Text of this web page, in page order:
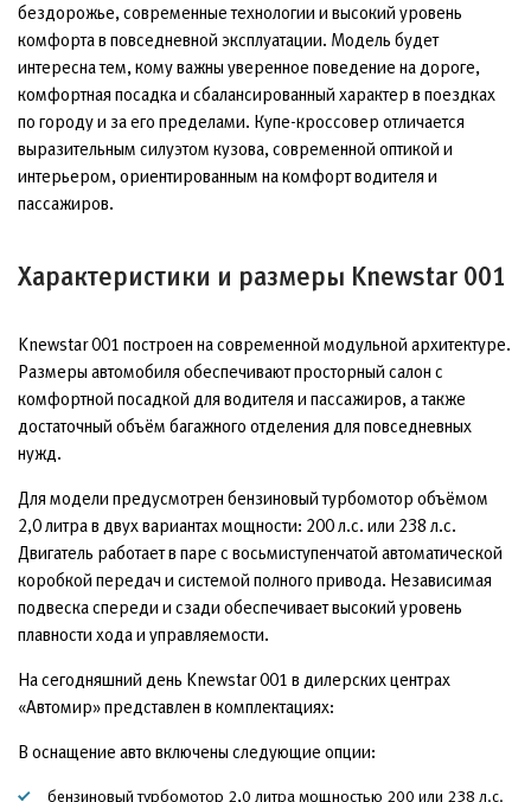
бездорожье, современные технологии и высокий уровень
комфорта в повседневной эксплуатации. Модель будет
интересна тем, кому важны уверенное поведение на дороге,
комфортная посадка и сбалансированный характер в поездках
по городу и за его пределами. Купе-кроссовер отличается
выразительным силуэтом кузова, современной оптикой и
интерьером, ориентированным на комфорт водителя и
пассажиров.
Характеристики и размеры Knewstar 001
Knewstar 001 построен на современной модульной архитектуре.
Размеры автомобиля обеспечивают просторный салон с
комфортной посадкой для водителя и пассажиров, а также
достаточный объём багажного отделения для повседневных
нужд.
Для модели предусмотрен бензиновый турбомотор объёмом
2,0 литра в двух вариантах мощности: 200 л.с. или 238 л.с.
Двигатель работает в паре с восьмиступенчатой автоматической
коробкой передач и системой полного привода. Независимая
подвеска спереди и сзади обеспечивает высокий уровень
плавности хода и управляемости.
На сегодняшний день Knewstar 001 в дилерских центрах
«Автомир» представлен в комплектациях:
В оснащение авто включены следующие опции:
бензиновый турбомотор 2,0 литра мощностью 200 или 238 л.с.